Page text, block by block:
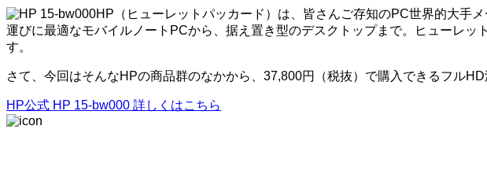
HP（ヒューレットパッカード）は、皆さんご存知のPC世界的大手
運びに最適なモバイルノートPCから、据え置き型のデスクトップまで。ヒューレ
す。
さて、今回はそんなHPの商品群のなかから、37,800円（税抜）で購入できるフル
HP公式 HP 15-bw000 詳しくはこちら